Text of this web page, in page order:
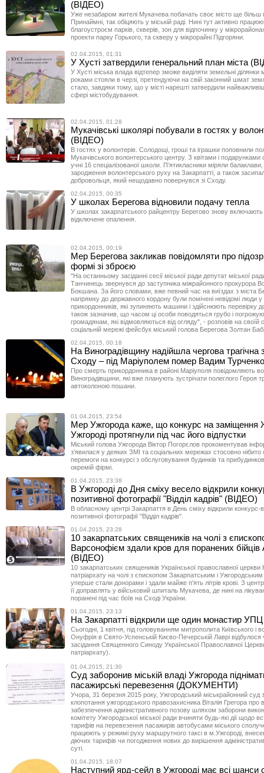
(ВІДЕО)
Уже незабаром жителі Мукачева побачать своє місто ще
Принаймні, так обіцяють у міській раді. Нині тут активно
благоустроєм парків, скверів, зон для відпочинку у
проекти парку Горького, та скверу у мікрорайні Підгоряни.
02.04.2015, 01:31
У Хусті затвердили генеральний план міста
У Хусті міська влада відтепер зможе виділяти земельні ділянки
роками стояли в черзі, претендуючи на свій законний шмат
стало, завдяки тому, що у місті нарешті затвердили
сфері містобудування.
02.04.2015, 01:28
Мукачівські школярі побували в гостях у
(ВІДЕО)
В гостях у волонтерів. Солодощі, гроші та іграшки поповнили
Мукачівського волонтерського центру. З квітами і подарунками
учні 16 спеціалізованої школи. П’ятикласники міряли
зародження волонтерського руху на Закарпатті, а також
добровольця, який нещодавно повернувся зі Сходу.
02.04.2015, 00:35
У школах Берегова відновили подачу тепла
У школах закарпатського райцентру Берегово знову включають
відключене опалення.
02.04.2015, 00:19
Мер Берегова закликав повідомляти про
формі зі зброєю
"На останньому засіданні сесії міської ради депутат міської
Танчинець звернувся до заступника міжрайонного прокурора
Бокшана. За його словами, вже певний час на виїздах з міста
напрямку до державного кордону були помічені невідомі люди
прикордонників, які зупиняють машини і здійснюють перевірку
також зазначив, що часом ці особи поводяться грубо і
громадянам, які відмовляються від огляду", - розповів на своїй
соціальній мережі фейсбук міський голова Берегова Золтан
02.04.2015, 00:18
На Виноградівщину надійшла чергова трагічна
Сходу – під Маріуполем помер Вадим
Про смерть прикордонника в районі Маріуполя повідомляють
Виноградівщини, які вже планують зустрічати полеглого Героя
автоколоною пошани.
01.04.2015, 23:54
Мер Ужгорода каже, що конкурс на заміщення
Ужгороді протягнули під час його відпустки
Міський голова Ужгорода Віктор Погорєлов прокоментував
з’явилася у деяких ЗМІ та соціальних мережах стосовно нібито
перемоги на конкурсі з обслуговування будинків та
окремій фірмі.
01.04.2015, 23:38
В Ужгороді до Дня сміху весело відкрили
позитивної фотографії "Відділ кадрів" (ВІДЕО)
В обласному центрі Закарпаття в День сміху відкрили конкурс-
позитивної фотографії "Відділ кадрів".
01.04.2015, 23:28
10 закарпатських священиків на чолі з
Варсонофієм здали кров для поранених
(ВІДЕО)
10 закарпатських священиків Української православної церкви
патріархату на чолі з єпископом Закарпатським і
уперше стали донорами і здали майже п'ять літрів крові. З
її доправлять у військовий шпиталь Мукачева, де нині на
поранені під час боїв на Сході України.
01.04.2015, 23:13
На Закарпатті відкрили ще один монастир
Сьогодні, 1 квітня, під головуванням митрополита Київського і
Онуфрія в Свято-Успенській Києво-Печерській Лаврі відбулося
засідання Священного Синоду Української Православної
патріархату).
01.04.2015, 21:30
Суд заборонив міській владі Ужгорода
пасажирські перевезення (ДОКУМЕНТИ)
Учора, 31 березня 2015 року, Ужгородський міськрайонний суд
клопотання ужгородського правозахисника Віталія Грегора про
забезпечення адміністративного позову шляхом заборони
комітету Ужгородської міської ради вчиняти будь-які дії щодо
тарифів на перевезення пасажирів автобусами міського
працюють у режимі руху маршрутного таксі в м.Ужгороді,
діючих тарифів чи погодження нових до вирішення
суті.
01.04.2015, 18:07
Наступний ярд-сейл в Ужгороді має всі шанси